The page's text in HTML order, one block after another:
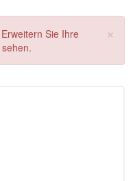
×
Erweitern Sie Ihre